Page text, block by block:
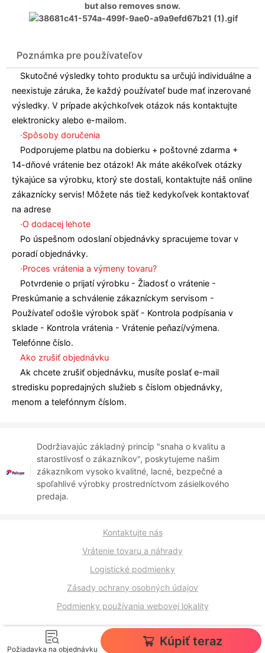
but also removes snow.
Poznámka pre používateľov
Skutočné výsledky tohto produktu sa určujú individuálne a
neexistuje záruka, že každý používateľ bude mať inzerované
výsledky. V prípade akýchkoľvek otázok nás kontaktujte
elektronicky alebo e-mailom.
·Spôsoby doručenia
Podporujeme platbu na dobierku + poštovné zdarma +
14-dňové vrátenie bez otázok! Ak máte akékoľvek otázky
týkajúce sa výrobku, ktorý ste dostali, kontaktujte náš online
zákaznícky servis! Môžete nás tiež kedykoľvek kontaktovať
na adrese
·O dodacej lehote
Po úspešnom odoslaní objednávky spracujeme tovar v
poradí objednávky.
·Proces vrátenia a výmeny tovaru?
Potvrdenie o prijatí výrobku - Žiadosť o vrátenie -
Preskúmanie a schválenie zákazníckym servisom -
Používateľ odošle výrobok späť - Kontrola podpísania v
sklade - Kontrola vrátenia - Vrátenie peňazí/výmena.
Telefónne číslo.
Ako zrušiť objednávku
Ak chcete zrušiť objednávku, musíte poslať e-mail
stredisku popredajných služieb s číslom objednávky,
menom a telefónnym číslom.
Dodržiavajúc základný princíp "snaha o kvalitu a
starostlivosť o zákazníkov", poskytujeme našim
zákazníkom vysoko kvalitné, lacné, bezpečné a
spoľahlivé výrobky prostredníctvom zásielkového
predaja.
Kontaktujte nás
Vrátenie tovaru a náhrady
Logistické podmienky
Zásady ochrany osobných údajov
Podmienky používania webovej lokality
Požiadavka na objednávku
Kúpiť teraz